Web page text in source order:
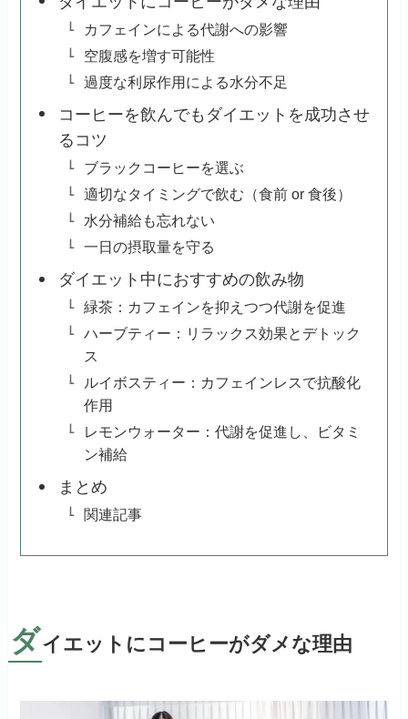
カフェインによる代謝への影響
空腹感を増す可能性
過度な利尿作用による水分不足
コーヒーを飲んでもダイエットを成功させ
るコツ
ブラックコーヒーを選ぶ
適切なタイミングで飲む（食前 or 食後）
水分補給も忘れない
一日の摂取量を守る
ダイエット中におすすめの飲み物
緑茶：カフェインを抑えつつ代謝を促進
ハーブティー：リラックス効果とデトック
ス
ルイボスティー：カフェインレスで抗酸化
作用
レモンウォーター：代謝を促進し、ビタミ
ン補給
まとめ
関連記事
ダイエットにコーヒーがダメな理由